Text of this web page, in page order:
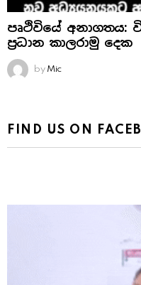
පෘථිවියේ
ප්‍රධාන කාලරාමු දෙක
by Mic
FIND US ON